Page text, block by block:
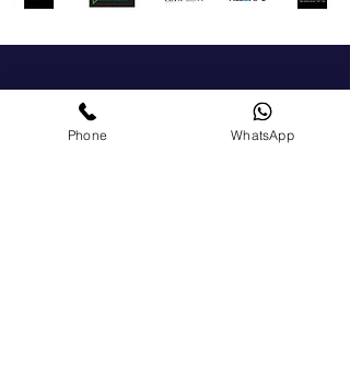
Get In Touch
Phone WhatsApp